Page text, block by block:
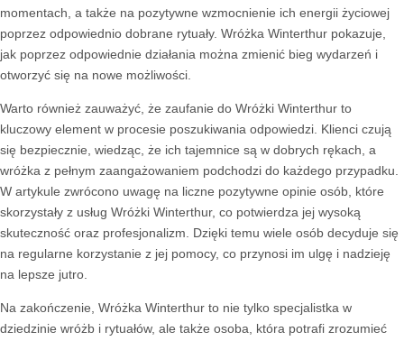
momentach, a także na pozytywne wzmocnienie ich energii życiowej
poprzez odpowiednio dobrane rytuały. Wróżka Winterthur pokazuje,
jak poprzez odpowiednie działania można zmienić bieg wydarzeń i
otworzyć się na nowe możliwości.
Warto również zauważyć, że zaufanie do Wróżki Winterthur to
kluczowy element w procesie poszukiwania odpowiedzi. Klienci czują
się bezpiecznie, wiedząc, że ich tajemnice są w dobrych rękach, a
wróżka z pełnym zaangażowaniem podchodzi do każdego przypadku.
W artykule zwrócono uwagę na liczne pozytywne opinie osób, które
skorzystały z usług Wróżki Winterthur, co potwierdza jej wysoką
skuteczność oraz profesjonalizm. Dzięki temu wiele osób decyduje się
na regularne korzystanie z jej pomocy, co przynosi im ulgę i nadzieję
na lepsze jutro.
Na zakończenie, Wróżka Winterthur to nie tylko specjalistka w
dziedzinie wróżb i rytuałów, ale także osoba, która potrafi zrozumieć